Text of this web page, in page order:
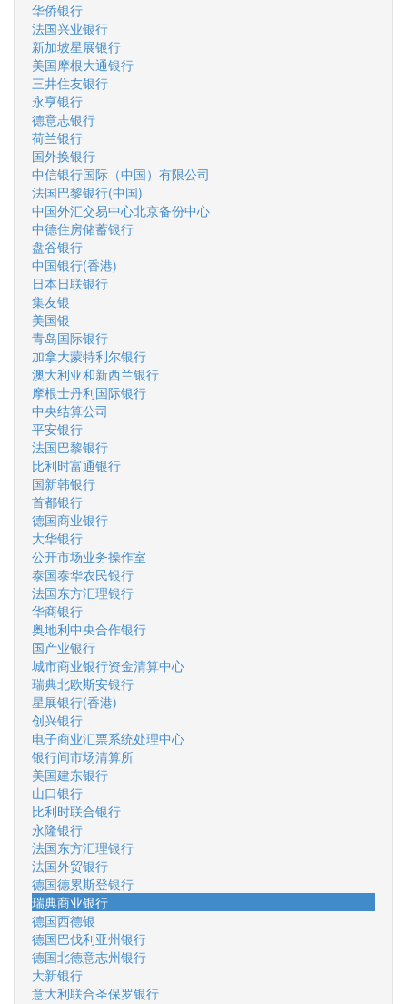
华侨银行
法国兴业银行
新加坡星展银行
美国摩根大通银行
三井住友银行
永亨银行
德意志银行
荷兰银行
国外换银行
中信银行国际（中国）有限公司
法国巴黎银行(中国)
中国外汇交易中心北京备份中心
中德住房储蓄银行
盘谷银行
中国银行(香港)
日本日联银行
集友银
美国银
青岛国际银行
加拿大蒙特利尔银行
澳大利亚和新西兰银行
摩根士丹利国际银行
中央结算公司
平安银行
法国巴黎银行
比利时富通银行
国新韩银行
首都银行
德国商业银行
大华银行
公开市场业务操作室
泰国泰华农民银行
法国东方汇理银行
华商银行
奥地利中央合作银行
国产业银行
城市商业银行资金清算中心
瑞典北欧斯安银行
星展银行(香港)
创兴银行
电子商业汇票系统处理中心
银行间市场清算所
美国建东银行
山口银行
比利时联合银行
永隆银行
法国东方汇理银行
法国外贸银行
德国德累斯登银行
瑞典商业银行
德国西德银
德国巴伐利亚州银行
德国北德意志州银行
大新银行
意大利联合圣保罗银行